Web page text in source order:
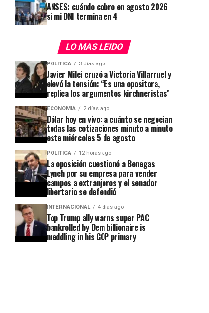
ANSES: cuándo cobro en agosto 2026
si mi DNI termina en 4
LO MAS LEIDO
POLITICA 3 días ago
Javier Milei cruzó a Victoria Villarruel y
elevó la tensión: “Es una opositora,
replica los argumentos kirchneristas”
ECONOMIA 2 días ago
Dólar hoy en vivo: a cuánto se negocian
todas las cotizaciones minuto a minuto
este miércoles 5 de agosto
POLITICA 12 horas ago
La oposición cuestionó a Benegas
Lynch por su empresa para vender
campos a extranjeros y el senador
libertario se defendió
INTERNACIONAL 4 días ago
Top Trump ally warns super PAC
bankrolled by Dem billionaire is
meddling in his GOP primary